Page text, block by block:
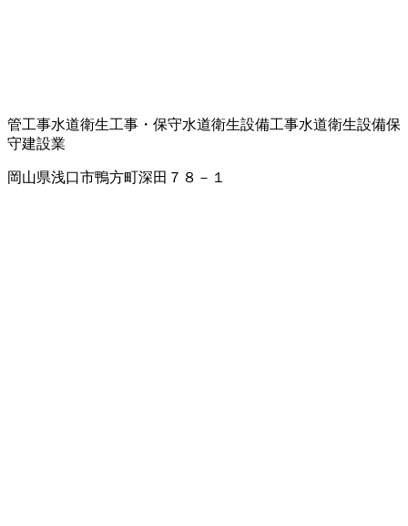
管工事水道衛生工事・保守水道衛生設備工事水道衛生設備保
守建設業
岡山県浅口市鴨方町深田７８－１